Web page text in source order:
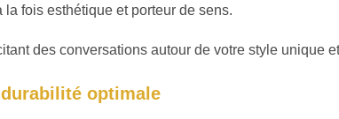
fois esthétique et porteur de sens.
des conversations autour de votre style unique
optimale